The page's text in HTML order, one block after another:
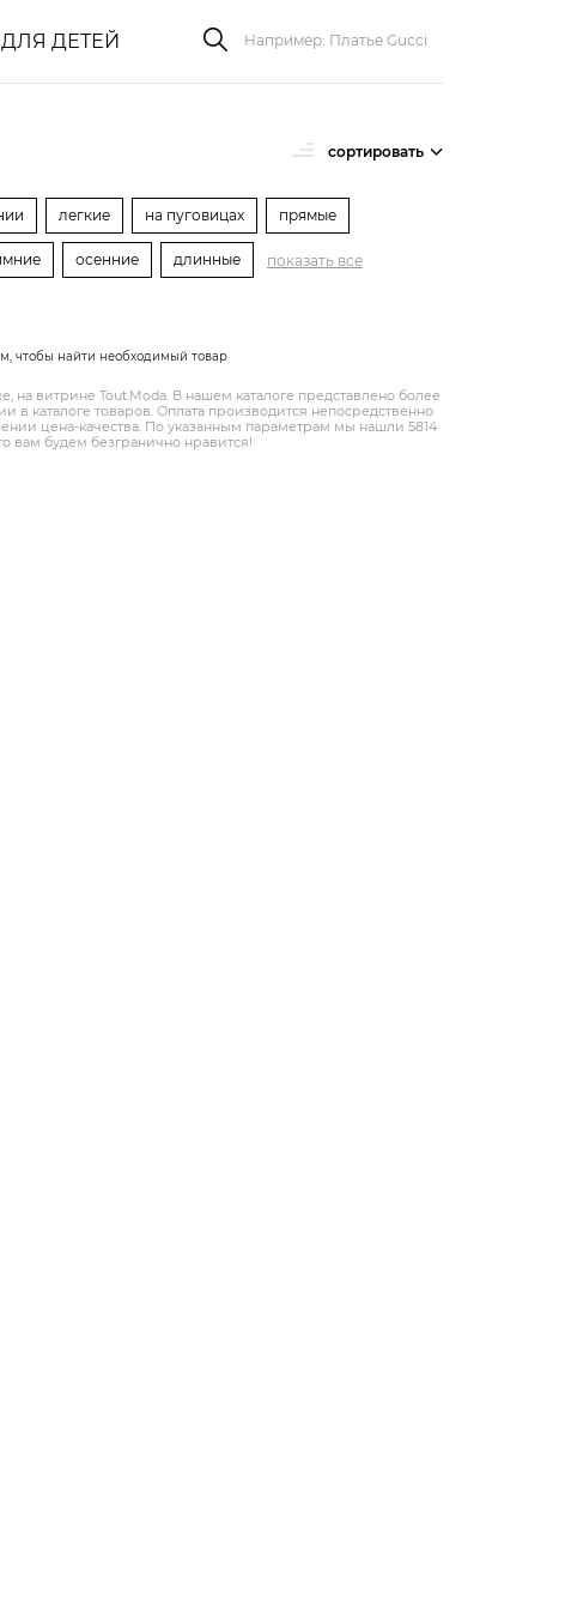
ДЕТЕЙ
сортировать
легкие на пуговицах прямые
осенние длинные показать все
чтобы найти необходимый товар
витрине Tout.Modа. В нашем каталоге представлено более
каталоге товаров. Оплата производится непосредственно
цена-качества. По указанным параметрам мы нашли 5814
вам будем безгранично нравится!